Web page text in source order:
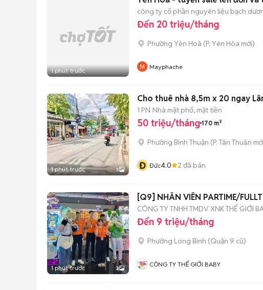
1 phút trước
công ty cổ phần nguyên liệu bạch
Đến 20 triệu/tháng
Phường Yên Hoà (P. Yên Hòa mới)
Mayphache
1 phút trước 3
Cho thuê nhà 8,5m x 20 ngay
1 PN Nhà mặt phố, mặt tiền
50 triệu/tháng 170 m²
Phường Bình Thuận (P. Tân Thuận
Đ Đức4.0 2 đã bán
1 phút trước 3
[Q9] NHÂN VIÊN PARTIME/
CÔNG TY TNHH TMDV XNK THẾ GIỚI
Đến 9 triệu/tháng
Phường Long Bình (Quận 9 cũ)
CÔNG TY THẾ GIỚI BABY